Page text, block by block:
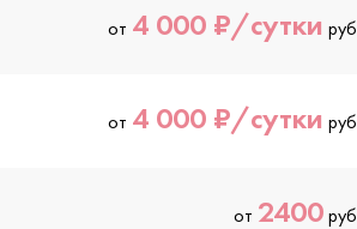
от 4 000 ₽/сутки руб
от 4 000 ₽/сутки руб
от 2400руб